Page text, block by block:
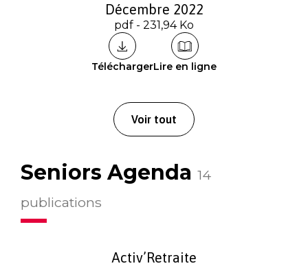
Décembre 2022
pdf - 231,94 Ko
TéléchargerLire en ligne
Voir tout
Seniors Agenda 14
publications
Activ’Retraite